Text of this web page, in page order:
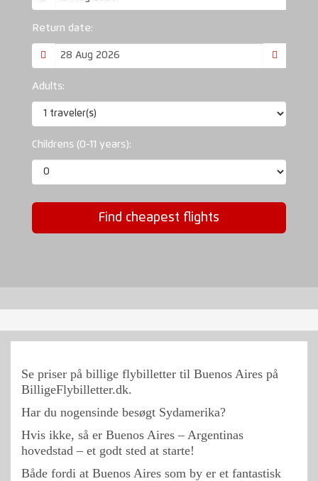
Return date:
Adults:
Childrens (0-11 years):
Find cheapest flights
Se priser på billige flybilletter til Buenos Aires på
BilligeFlybilletter.dk.
Har du nogensinde besøgt Sydamerika?
Hvis ikke, så er Buenos Aires – Argentinas
hovedstad – et godt sted at starte!
Både fordi at Buenos Aires som by er et fantastisk